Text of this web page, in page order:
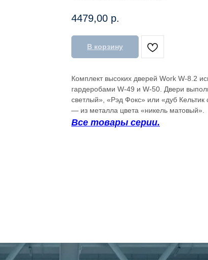
4479,00 р.
В корзину
Комплект высоких дверей Work W-8.2
гардеробами W-49 и W-50. Двери
светлый», «Рэд Фокс» или «дуб
— из металла цвета «никель матовый».
Все товары серии.